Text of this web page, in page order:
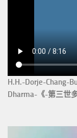
H.H.-Dorje-Chang-
Dharma-《-第三世